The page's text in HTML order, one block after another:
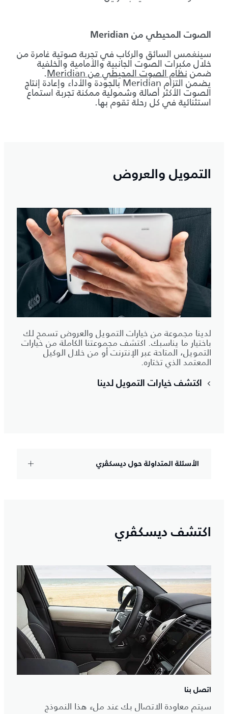
الصوت المحيطي من Meridian
سينغمس السائق والركاب في تجربة صوتية غامرة من
خلال مكبرات الصوت الجانبية والأمامية والخلفية
ضمننظام الصوت المحيطي من Meridian .
يضمن التزام Meridian بالجودة والأداء وإعادة إنتاج
الصوت الأكثر أصالة وشمولية ممكنة تجربة استماع
استثنائية في كل رحلة تقوم بها.
التمويل والعروض
لدينا مجموعة من خيارات التمويل والعروض تسمح لك
باختيار ما يناسبك. اكتشف مجموعتنا الكاملة من خيارات
التمويل، المتاحة عبر الإنترنت أو من خلال الوكيل
المعتمد الذي تختاره.
اكتشف خيارات التمويل لدينا
الأسئلة المتداولة حول ديسكڤري
اكتشف ديسكڤري
اتصل بنا
سيتم معاودة الاتصال بك عند ملء هذا النموذج